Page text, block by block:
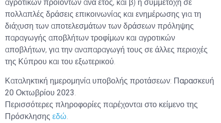
αγροτικών προϊόντων ανά έτος, και β) η συμμετοχή σε
πολλαπλές δράσεις επικοινωνίας και ενημέρωσης για τη
διάχυση των αποτελεσμάτων των δράσεων πρόληψης
παραγωγής αποβλήτων τροφίμων και αγροτικών
αποβλήτων, για την αναπαραγωγή τους σε άλλες περιοχές
της Κύπρου και του εξωτερικού.
Καταληκτική ημερομηνία υποβολής προτάσεων: Παρασκευή
20 Οκτωβρίου 2023.
Περισσότερες πληροφορίες παρέχονται στο κείμενο της
Πρόσκλησης εδώ.